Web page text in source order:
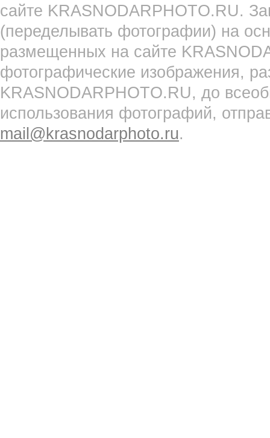
сайте KRASNODARPHOTO.RU.
(переделывать фотографии) на
размещенных на сайте
фотографические изображения,
KRASNODARPHOTO.RU, до
использования фотографий,
mail@krasnodarphoto.ru.